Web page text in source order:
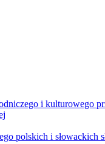
i kulturowego
polskich i słowackich